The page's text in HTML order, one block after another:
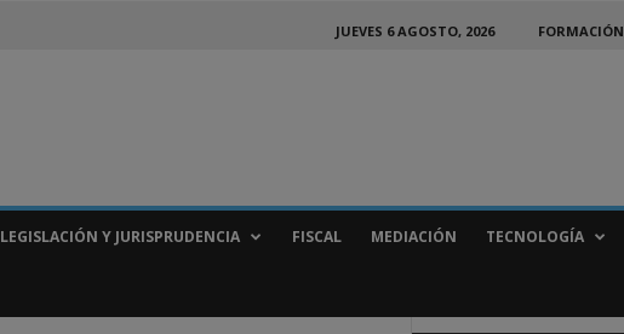
JUEVES 6 AGOSTO, 2026 FORMACIÓN
LEGISLACIÓN Y JURISPRUDENCIA FISCAL MEDIACIÓN TECNOLOGÍA